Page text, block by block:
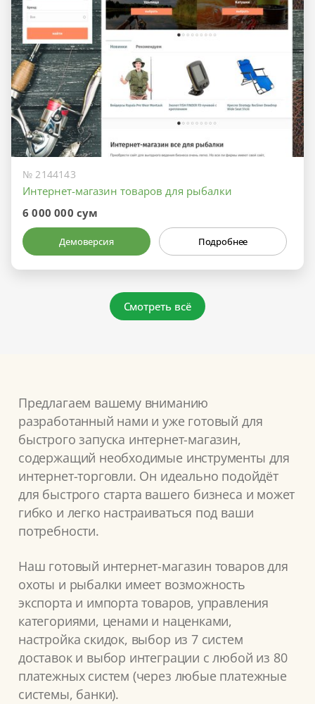
№ 2144143
Интернет-магазин товаров для рыбалки
6 000 000 сум
Демоверсия Подробнее
Смотреть всё
Предлагаем вашему вниманию
разработанный нами и уже готовый для
быстрого запуска интернет-магазин,
содержащий необходимые инструменты для
интернет-торговли. Он идеально подойдёт
для быстрого старта вашего бизнеса и может
гибко и легко настраиваться под ваши
потребности.
Наш готовый интернет-магазин товаров для
охоты и рыбалки имеет возможность
экспорта и импорта товаров, управления
категориями, ценами и наценками,
настройка скидок, выбор из 7 систем
доставок и выбор интеграции с любой из 80
платежных систем (через любые платежные
системы, банки).